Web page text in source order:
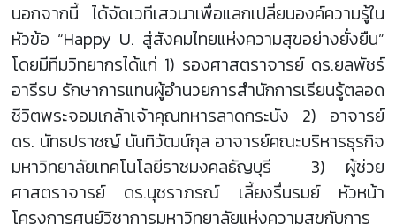
นอกจากนี้ ได้จัดเวทีเสวนาเพื่อแลกเปลี่ยนองค์ความรู้ใน
หัวข้อ “Happy U. สู่สังคมไทยแห่งความสุขอย่างยั่งยืน”
โดยมีทีมวิทยากรได้แก่ 1) รองศาสตราจารย์ ดร.ยลพัชร์
อารีรบ รักษาการแทนผู้อำนวยการสำนักการเรียนรู้ตลอด
ชีวิตพระจอมเกล้าเจ้าคุณทหารลาดกระบัง 2) อาจารย์
ดร. นัทธปราชญ์ นันทิวัฒน์กุล อาจารย์คณะบริหารธุรกิจ
มหาวิทยาลัยเทคโนโลยีราชมงคลธัญบุรี 3) ผู้ช่วย
ศาสตราจารย์ ดร.นุชราภรณ์ เลี้ยงรื่นรมย์ หัวหน้า
โครงการศูนย์วิชาการมหาวิทยาลัยแห่งความสุขกับการ